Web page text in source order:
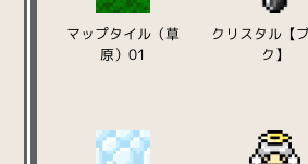
マップタイル（草
原）01
クリスタル【
ク】